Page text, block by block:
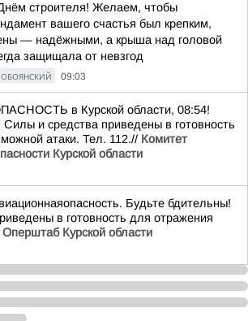
строителя! Желаем, чтобы
вашего счастья был крепким,
— надёжными, а крыша над головой
защищала от невзгод
ОБОЯНСКИЙ 09:03
в Курской области, 08:54!
и средства приведены в готовность
атаки. Тел. 112.// Комитет
Курской области
Будьте бдительны!
в готовность для отражения
Оперштаб Курской области